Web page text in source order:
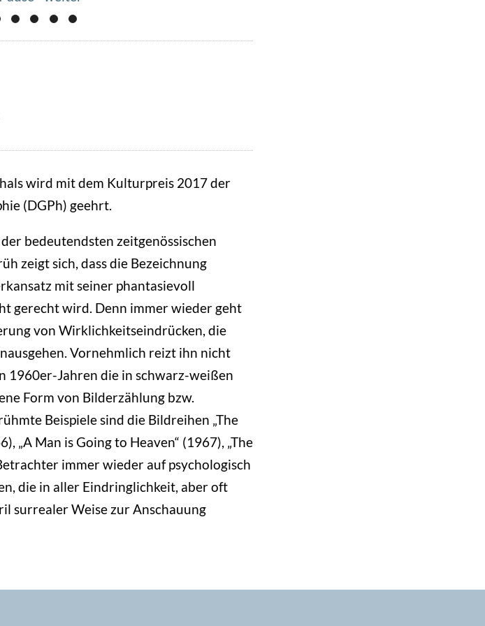
wird mit dem Kulturpreis 2017 der
(DGPh) geehrt.
bedeutendsten zeitgenössischen
zeigt sich, dass die Bezeichnung
mit seiner phantasievoll
gerecht wird. Denn immer wieder geht
von Wirklichkeitseindrücken, die
Vornehmlich reizt ihn nicht
1960er-Jahren die in schwarz-weißen
Form von Bilderzählung bzw.
Beispiele sind die Bildreihen „The
„A Man is Going to Heaven“ (1967), „The
immer wieder auf psychologisch
die in aller Eindringlichkeit, aber oft
surrealer Weise zur Anschauung